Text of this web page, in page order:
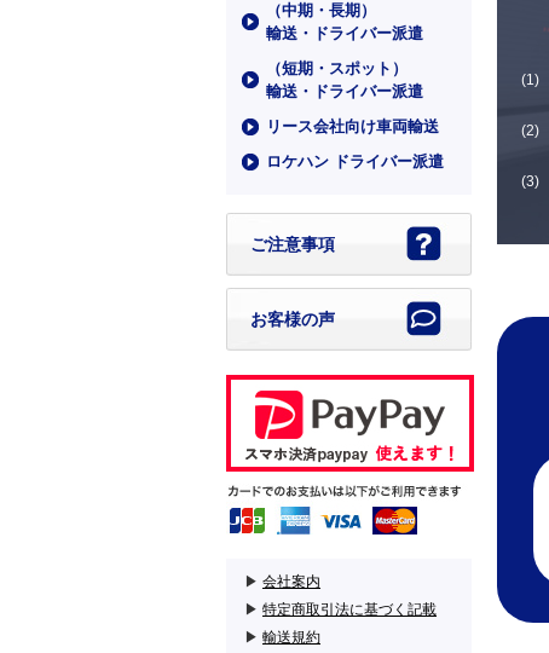
（中期・⻑期）
輸送・ドライバー派遣
（短期・スポット）
輸送・ドライバー派遣
リース会社向け車両輸送
ロケハン ドライバー派遣
ご注意事項
お客様の声
▶ 会社案内
▶ 特定商取引法に基づく記載
▶ 輸送規約